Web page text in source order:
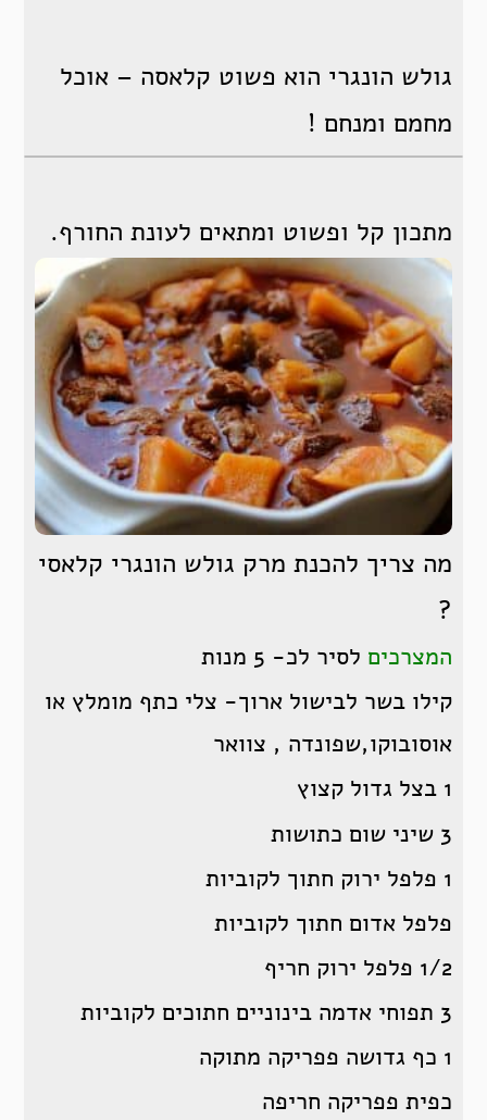
גולש הונגרי הוא פשוט קלאסה – אוכל
מחמם ומנחם !
מתכון קל ופשוט ומתאים לעונת החורף.
מה צריך להכנת מרק גולש הונגרי קלאסי
?
המצרכים לסיר לכ- 5 מנות
קילו בשר לבישול ארוך- צלי כתף מומלץ או
אוסובוקו,שפונדה , צוואר
1 בצל גדול קצוץ
3 שיני שום כתושות
1 פלפל ירוק חתוך לקוביות
פלפל אדום חתוך לקוביות
1/2 פלפל ירוק חריף
3 תפוחי אדמה בינוניים חתוכים לקוביות
1 כף גדושה פפריקה מתוקה
כפית פפריקה חריפה